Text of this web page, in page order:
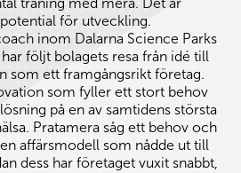
för utveckling.
inom Dalarna Science Parks
följt bolagets resa från idé till
som ett framgångsrikt företag.
som fyller ett stort behov
på en av samtidens största
Pratamera såg ett behov och
affärsmodell som nådde ut till
dess har företaget vuxit snabbt,